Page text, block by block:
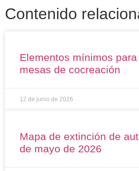
Contenido
Elementos mínimos
mesas de cocreación
12 de junio de 2026
Mapa de extinción de
de mayo de 2026